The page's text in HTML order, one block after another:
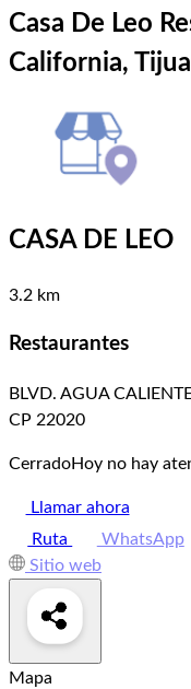
Casa De Leo
California,
CASA DE LEO
3.2 km
Restaurantes
BLVD. AGUA
CP 22020
CerradoHoy no hay
Llamar ahora
Ruta
WhatsApp
Sitio web
Mapa